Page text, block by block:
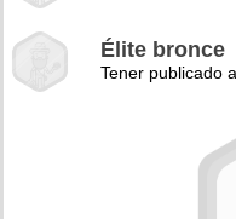
Élite bronce
Tener publicado